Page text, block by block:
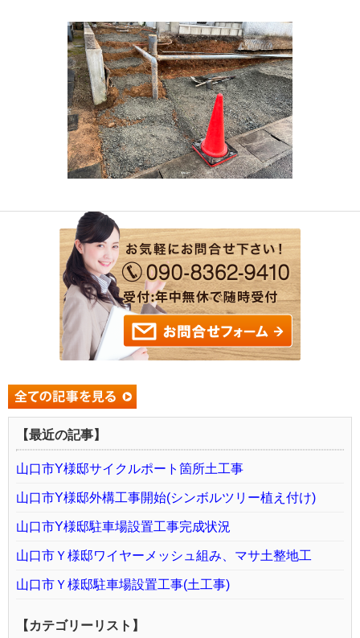
【最近の記事】
山口市Y様邸サイクルポート箇所土工事
山口市Y様邸外構工事開始(シンボルツリー植え付け)
山口市Y様邸駐車場設置工事完成状況
山口市Ｙ様邸ワイヤーメッシュ組み、マサ土整地工
山口市Ｙ様邸駐車場設置工事(土工事)
【カテゴリーリスト】